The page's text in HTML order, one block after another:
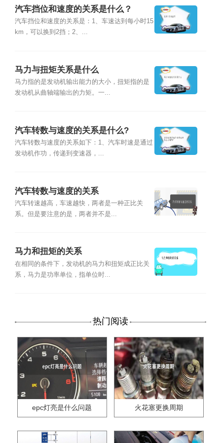
汽车挡位和速度的关系是什么？
汽车挡位和速度的关系是：1、车速达到每小时15
km，可以换到2挡；2、...
马力与扭矩关系是什么
马力指的是发动机输出能力的大小，扭矩指的是
发动机从曲轴端输出的力矩。一...
汽车转数与速度的关系是什么?
汽车转数与速度的关系如下：1、汽车时速是通过
发动机作功，传递到变速器，...
汽车转数与速度的关系
汽车转速越高，车速越快，两者是一种正比关
系。但是要注意的是，两者并不是...
马力和扭矩的关系
在相同的条件下，发动机的马力和扭矩成正比关
系，马力是功率单位，指单位时...
热门阅读
epc灯亮是什么问题 火花塞更换周期